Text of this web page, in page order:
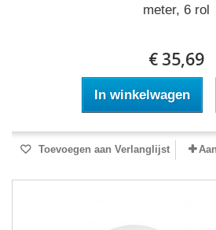
meter, 6 rol
€ 35,69
In winkelwagen
Toevoegen aan Verlanglijst